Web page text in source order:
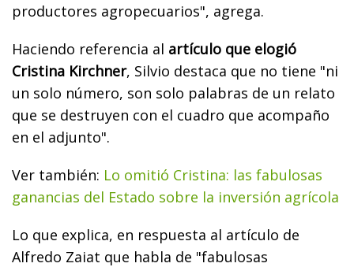
productores agropecuarios", agrega.
Haciendo referencia al artículo que elogió
Cristina Kirchner, Silvio destaca que no tiene "ni
un solo número, son solo palabras de un relato
que se destruyen con el cuadro que acompaño
en el adjunto".
Ver también: Lo omitió Cristina: las fabulosas
ganancias del Estado sobre la inversión agrícola
Lo que explica, en respuesta al artículo de
Alfredo Zaiat que habla de "fabulosas